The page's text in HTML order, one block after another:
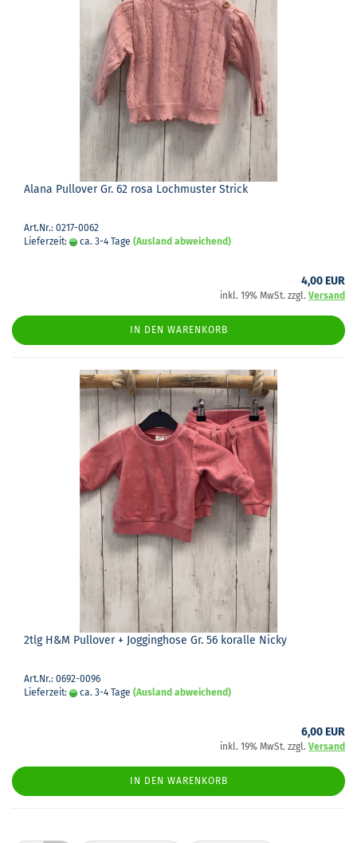
Alana Pull­over Gr. 62 rosa Loch­mus­ter Strick
Art.Nr.: 0217-0062
Lieferzeit:
ca. 3-4 Tage (Ausland abweichend)
4,00 EUR
inkl. 19% MwSt. zzgl. Versand
IN DEN WARENKORB
2tlg H&M Pull­over + Jog­ging­ho­se Gr. 56 ko­ral­le Nicky
Art.Nr.: 0692-0096
Lieferzeit:
ca. 3-4 Tage (Ausland abweichend)
6,00 EUR
inkl. 19% MwSt. zzgl. Versand
IN DEN WARENKORB